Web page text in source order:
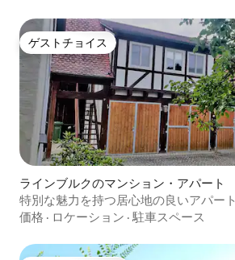
ゲストチョイス
ゲストチョイス
ラインブルクのマンション・アパート
特別な魅力を持つ居心地の良いアパート
価格 · ロケーション ·駐車スペース